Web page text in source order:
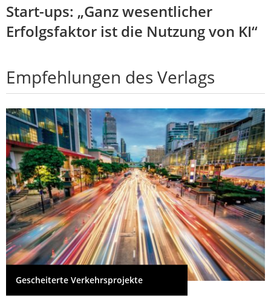
Start-ups: „Ganz wesentlicher
Erfolgsfaktor ist die Nutzung von KI“
Empfehlungen des Verlags
Gescheiterte Verkehrsprojekte